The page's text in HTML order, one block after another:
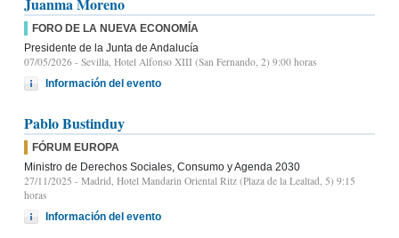
FORO DE LA NUEVA ECONOMÍA
Presidente de la Junta de Andalucía
07/05/2026 - Sevilla, Hotel Alfonso XIII (San Fernando, 2) 9:00 horas
Información del evento
Pablo Bustinduy
FÓRUM EUROPA
Ministro de Derechos Sociales, Consumo y Agenda 2030
27/11/2025 - Madrid, Hotel Mandarin Oriental Ritz (Plaza de la Lealtad, 5) 9:15
horas
Información del evento